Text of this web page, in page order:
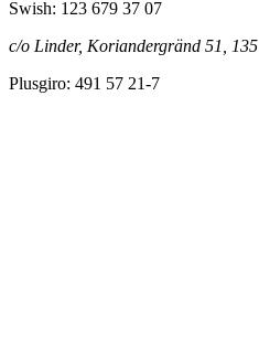
Swish: 123 679 37 07
c/o Linder, Koriandergränd 51, 135
Plusgiro: 491 57 21-7